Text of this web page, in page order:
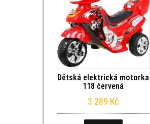
Dětská elektrická motorka
118 červená
3 289 Kč